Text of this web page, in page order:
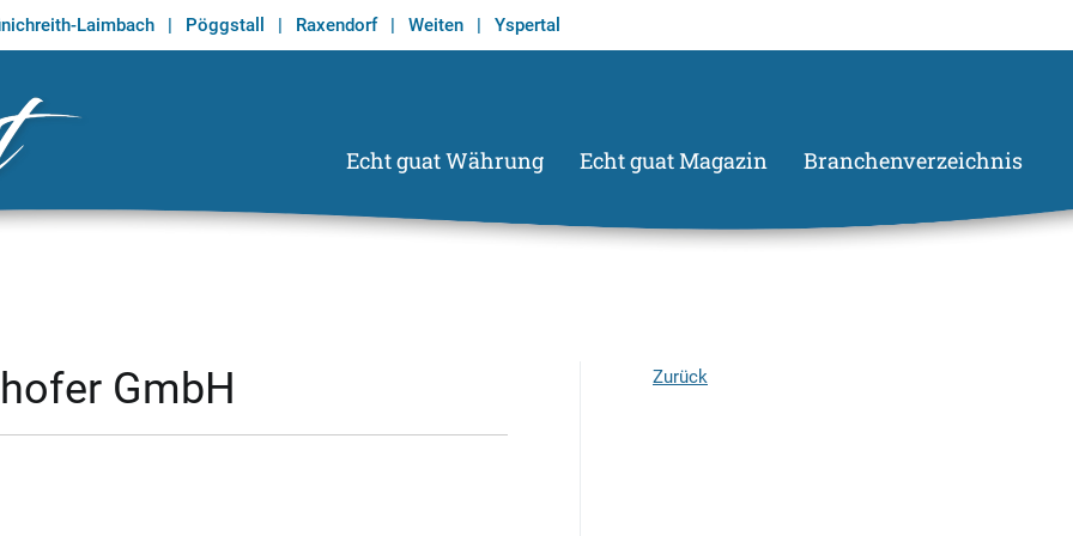
Laimbach | Pöggstall | Raxendorf | Weiten | Yspertal
Wirtschaftsregion Tor zum WaldviertelEcht guat Währung Echt guat Magazin Branchenverzeichnis
GmbH Zurück